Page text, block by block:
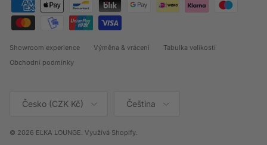
Showroom experience Výměna & vrácení
Tabulka velikostí
Obchodní podmínky
Česko (CZK Kč) Čeština
© 2026 ELKA LOUNGE. Využívá Shopify.